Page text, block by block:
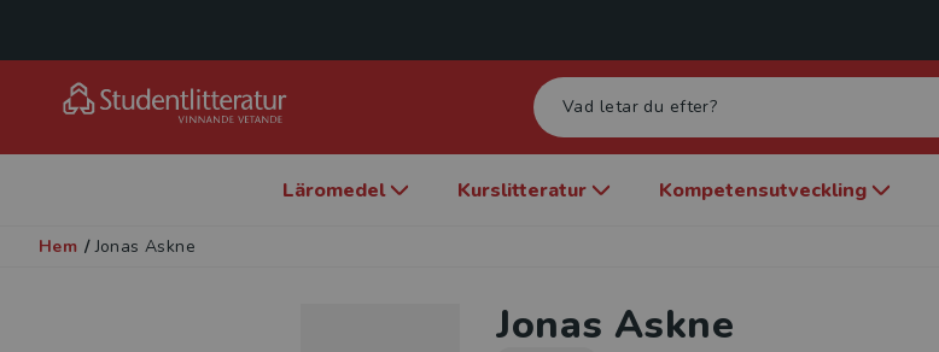
Läromedel Kurslitteratur Kompetensutveckling
Hem / Jonas Askne
Jonas Askne